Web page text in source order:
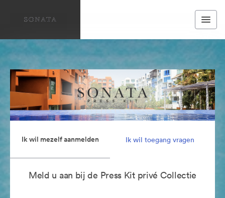
Ik wil mezelf aanmelden Ik wil toegang vragen
Meld u aan bij de Press Kit privé Collectie